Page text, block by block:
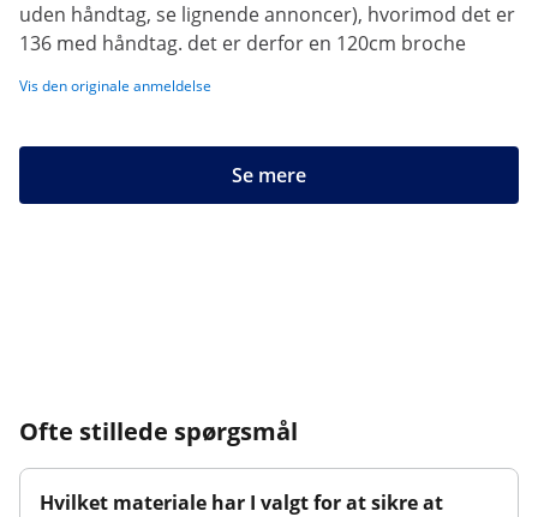
uden håndtag, se lignende annoncer), hvorimod det er
136 med håndtag. det er derfor en 120cm broche
Vis den originale anmeldelse
Se mere
Ofte stillede spørgsmål
Hvilket materiale har I valgt for at sikre at